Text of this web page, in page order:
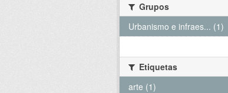
Grupos
Urbanismo e infraes... (1)
Etiquetas
arte (1)